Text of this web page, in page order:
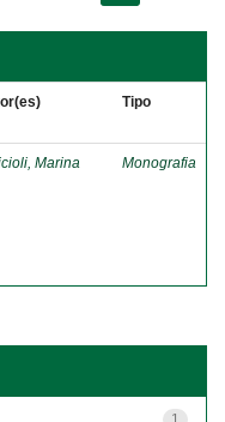
Tipo
Marina Monografia